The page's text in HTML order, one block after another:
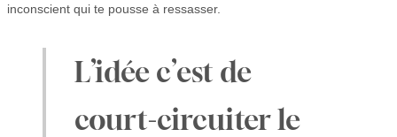
inconscient qui te pousse à ressasser.
L’idée c’est de
court-circuiter le